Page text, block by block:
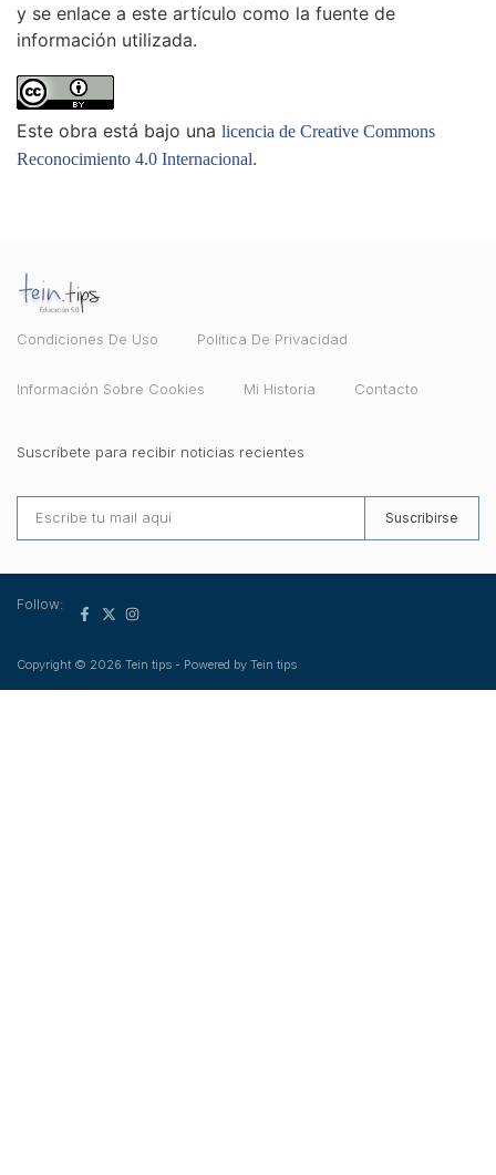
y se enlace a este artículo como la fuente de
información utilizada.
Este obra está bajo una licencia de Creative Commons
Reconocimiento 4.0 Internacional.
Condiciones De Uso Política De Privacidad
Información Sobre Cookies Mi Historia Contacto
Suscríbete para recibir noticias recientes
Suscribirse
Copyright © 2026 Tein tips - Powered by Tein tips
Follow: